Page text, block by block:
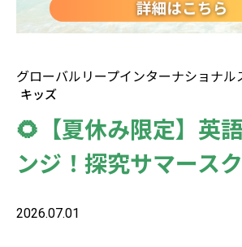
グローバルリープインターナショナル
キッズ
🌻【夏休み限定】英
ンジ！探究サマース
2026.07.01